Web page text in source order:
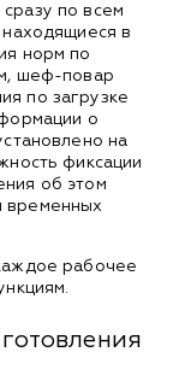
по всем
в
норм по
шеф-повар
по загрузке
о
на
фиксации
об этом
временных
рабочее